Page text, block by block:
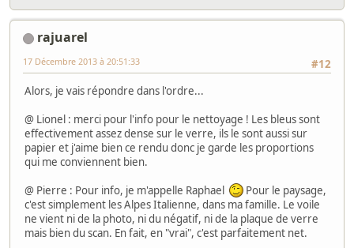
rajuarel
#12
17 Décembre 2013 à 20:51:33
Alors, je vais répondre dans l'ordre...
@ Lionel : merci pour l'info pour le nettoyage ! Les bleus sont
effectivement assez dense sur le verre, ils le sont aussi sur
papier et j'aime bien ce rendu donc je garde les proportions
qui me conviennent bien.
@ Pierre : Pour info, je m'appelle Raphael
Pour le paysage,
c'est simplement les Alpes Italienne, dans ma famille. Le voile
ne vient ni de la photo, ni du négatif, ni de la plaque de verre
mais bien du scan. En fait, en "vrai", c'est parfaitement net.